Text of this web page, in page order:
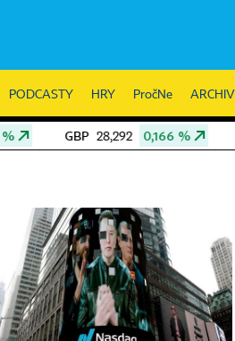
PODCASTY HRY PročNe ARCHIV
0,166 % JPY 13,286 -0,015 %